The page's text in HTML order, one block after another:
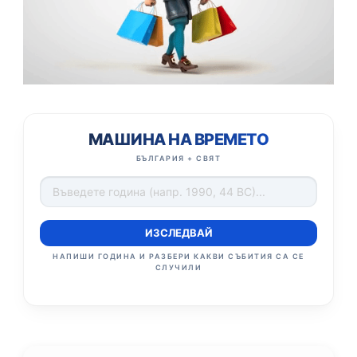
МАШИНА НА ВРЕМЕТО
БЪЛГАРИЯ + СВЯТ
ИЗСЛЕДВАЙ
НАПИШИ ГОДИНА И РАЗБЕРИ КАКВИ СЪБИТИЯ СА СЕ
СЛУЧИЛИ